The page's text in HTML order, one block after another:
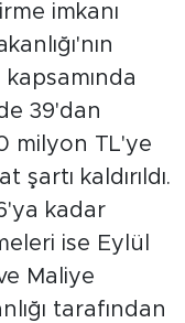
imkanı
39'dan
milyon TL'ye
kaldırıldı.
kadar
ise Eylül
Maliye
tarafından